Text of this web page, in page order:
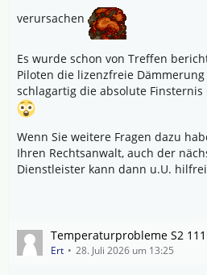
verursachen
Es wurde schon von Treffen
Piloten die lizenzfreie
schlagartig die absolute
Wenn Sie weitere Fragen dazu
Ihren Rechtsanwalt, auch der
Dienstleister kann dann u.U.
Temperaturprobleme S2
Ert 28. Juli 2026 um 13:25